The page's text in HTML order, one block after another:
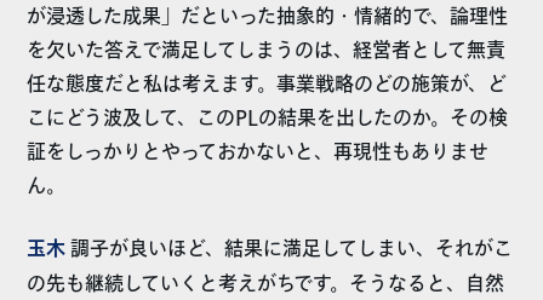
が浸透した成果」だといった抽象的・情緒的で、論理性
を欠いた答えで満足してしまうのは、経営者として無責
任な態度だと私は考えます。事業戦略のどの施策が、ど
こにどう波及して、このPLの結果を出したのか。その検
証をしっかりとやっておかないと、再現性もありませ
ん。
玉木調子が良いほど、結果に満足してしまい、それがこ
の先も継続していくと考えがちです。そうなると、自然